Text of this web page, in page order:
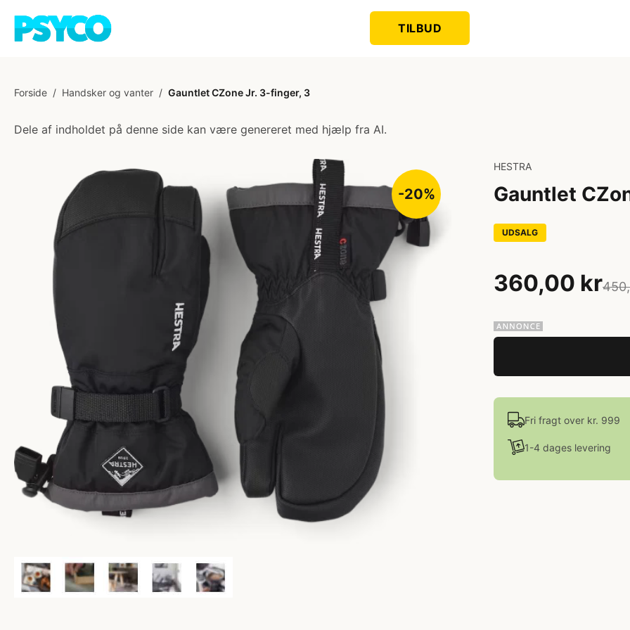
TILBUD
Forside / Handsker og vanter / Gauntlet CZone Jr. 3-finger, 3
Dele af indholdet på denne side kan være genereret med hjælp fra AI.
-20%
HESTRA
Gauntlet
UDSALG
360,00 kr
Fri fragt over kr. 999
1-4 dages levering